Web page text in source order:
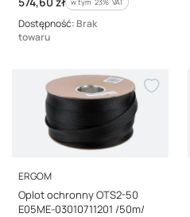
Dostępność: Brak
towaru
PRODUCENT
ERGOM
Oplot ochronny OTS2-50
E05ME-03010711201 /50m/